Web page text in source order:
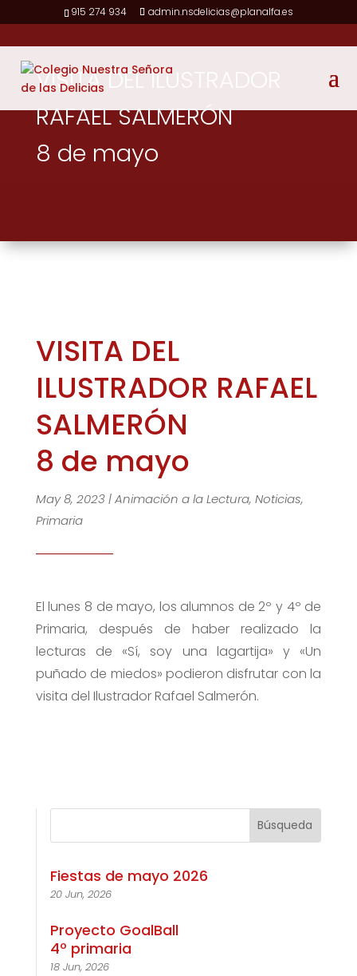
915 274 934 admin.nsdelicias@planalfa.es
VISITA DEL ILUSTRADOR
RAFAEL SALMERÓN
8 de mayo
VISITA DEL
ILUSTRADOR RAFAEL
SALMERÓN
8 de mayo
May 8, 2023|Animación a la Lectura, Noticias,
Primaria
El lunes 8 de mayo, los alumnos de 2º y 4º de
Primaria, después de haber realizado la
lecturas de «Sí, soy una lagartija» y «Un
puñado de miedos» podieron disfrutar con la
visita del Ilustrador Rafael Salmerón.
Fiestas de mayo 2026
20 Jun, 2026
Proyecto GoalBall
4º primaria
18 Jun, 2026